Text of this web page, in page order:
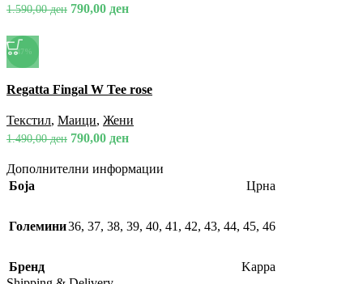
1.590,00ден 790,00 ден
-47%
Брз преглед
Regatta Fingal W Tee rose
Текстил, Маици, Жени
1.490,00ден 790,00 ден
Дополнителни информации
Боја
Црна
Големини36, 37, 38, 39, 40, 41 , 42, 43, 44, 45, 46
Бренд
Kappa